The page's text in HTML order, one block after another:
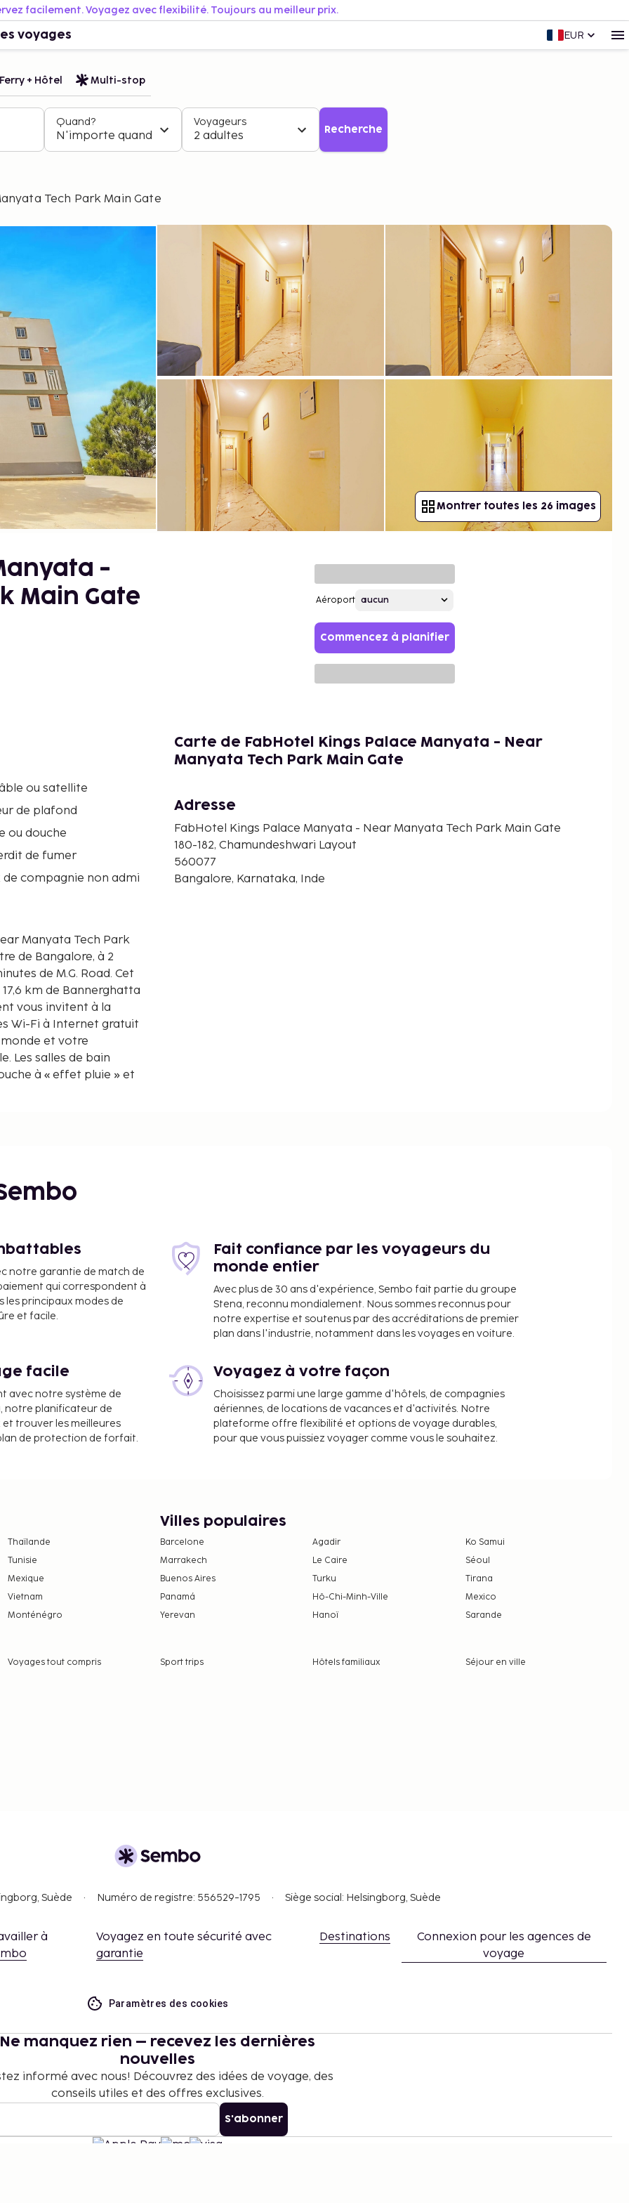
facilement. Voyagez avec flexibilité. Toujours au meilleur prix.
voyages EUR
Ferry + Hôtel Multi-stop
Quand?
N'importe quand
Voyageurs
2 adultes Recherche
Tech Park Main Gate
Montrer toutes les 26 images
-
Main Gate
Aéroport
Commencez à planifier
ou satellite
de plafond
ou douche
de fumer
de compagnie non admi
Manyata Tech Park
de Bangalore, à 2
de M.G. Road. Cet
km de Bannerghatta
vous invitent à la
Wi-Fi à Internet gratuit
et votre
Les salles de bain
à « effet pluie » et
Kings Palace
international de
l'hébergement vous
tous les jours. Un petit
à 10 h 00
INR par adulte et
modification.
d'assistance, ne
Carte de FabHotel Kings Palace Manyata - Near
Manyata Tech Park Main Gate
Adresse
FabHotel Kings Palace Manyata - Near Manyata Tech Park Main Gate
180-182, Chamundeshwari Layout
560077
Bangalore, Karnataka, Inde
notre garantie de match de
qui correspondent à
les principaux modes de
et facile.
Fait confiance par les voyageurs du
monde entier
Avec plus de 30 ans d'expérience, Sembo fait partie du groupe
Stena, reconnu mondialement. Nous sommes reconnus pour
notre expertise et soutenus par des accréditations de premier
plan dans l'industrie, notamment dans les voyages en voiture.
facile
avec notre système de
notre planificateur de
trouver les meilleures
de protection de forfait.
Voyagez à votre façon
Choisissez parmi une large gamme d'hôtels, de compagnies
aériennes, de locations de vacances et d'activités. Notre
plateforme offre flexibilité et options de voyage durables,
pour que vous puissiez voyager comme vous le souhaitez.
Thaïlande
Tunisie
Mexique
Vietnam
Monténégro
Villes populaires
Barcelone Agadir
Ko Samui
Marrakech
Le Caire
Séoul
Buenos Aires
Turku
Tirana
Panamá
Hô-Chi-Minh-Ville
Mexico
Yerevan
Hanoï Sarande
Voyages tout compris Sport trips Hôtels familiaux
Séjour en ville
Suède Numéro de registre: 556529-1795 Siège social: Helsingborg, Suède
à
Voyagez en toute sécurité avec
garantie
Destinations
Connexion pour les agences de
voyage
Paramètres des cookies
Ne manquez rien – recevez les dernières
nouvelles
informé avec nous! Découvrez des idées de voyage, des
conseils utiles et des offres exclusives.
S'abonner